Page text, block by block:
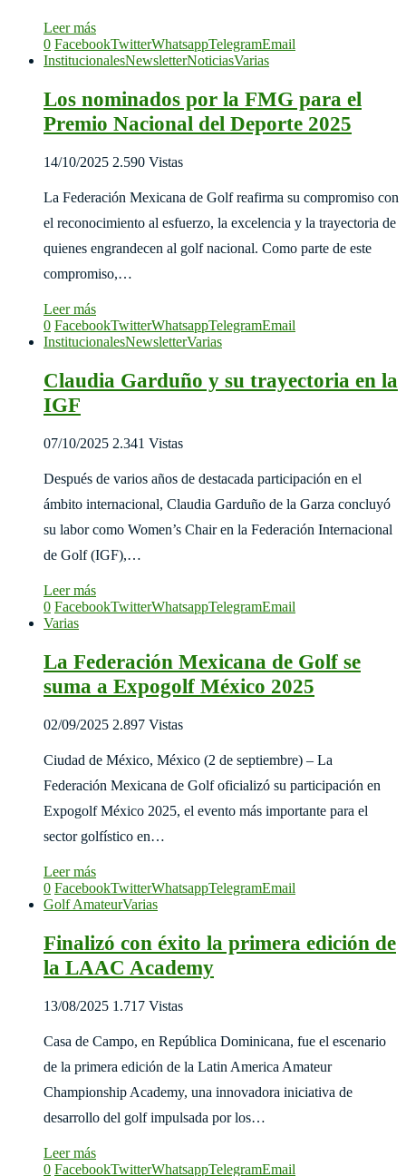
Leer más
0 FacebookTwitterWhatsappTelegramEmail
InstitucionalesNewsletterNoticiasVarias
Los nominados por la FMG para el
Premio Nacional del Deporte 2025
14/10/2025 2.590 Vistas
La Federación Mexicana de Golf reafirma su compromiso con
el reconocimiento al esfuerzo, la excelencia y la trayectoria de
quienes engrandecen al golf nacional. Como parte de este
compromiso,…
Leer más
0 FacebookTwitterWhatsappTelegramEmail
InstitucionalesNewsletterVarias
Claudia Garduño y su trayectoria en la
IGF
07/10/2025 2.341 Vistas
Después de varios años de destacada participación en el
ámbito internacional, Claudia Garduño de la Garza concluyó
su labor como Women’s Chair en la Federación Internacional
de Golf (IGF),…
Leer más
0 FacebookTwitterWhatsappTelegramEmail
Varias
La Federación Mexicana de Golf se
suma a Expogolf México 2025
02/09/2025 2.897 Vistas
Ciudad de México, México (2 de septiembre) – La
Federación Mexicana de Golf oficializó su participación en
Expogolf México 2025, el evento más importante para el
sector golfístico en…
Leer más
0 FacebookTwitterWhatsappTelegramEmail
Golf AmateurVarias
Finalizó con éxito la primera edición de
la LAAC Academy
13/08/2025 1.717 Vistas
Casa de Campo, en República Dominicana, fue el escenario
de la primera edición de la Latin America Amateur
Championship Academy, una innovadora iniciativa de
desarrollo del golf impulsada por los…
Leer más
0 FacebookTwitterWhatsappTelegramEmail